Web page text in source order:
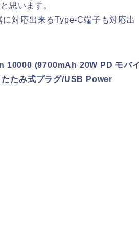
思います。
対応出来るType-C端子も対応出
(9700mAh 20W PD モバイ
たみ式プラグ/USB Power